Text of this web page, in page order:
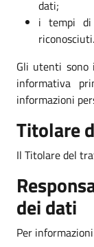
dati;
i tempi di
riconosciuti.
Gli utenti sono
informativa
informazioni
Titolare
Il Titolare del
dei dati
Per